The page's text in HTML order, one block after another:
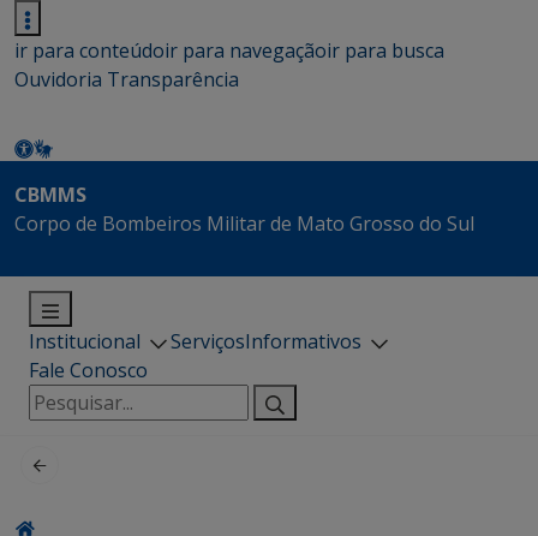
ir para conteúdoir para navegaçãoir para busca
Ouvidoria Transparência
CBMMS
Corpo de Bombeiros Militar de Mato Grosso do Sul
Institucional ServiçosInformativos
Fale Conosco
Pesquisar
por: